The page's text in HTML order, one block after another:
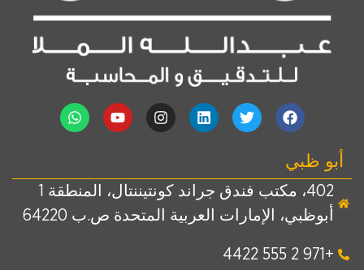
أبو ظبي
402، مكتب فندق جراند كونتيننتال، المنطقة 1
أبوظبي، الإمارات العربية المتحدة ص.ب 64220
+971 2 555 4422